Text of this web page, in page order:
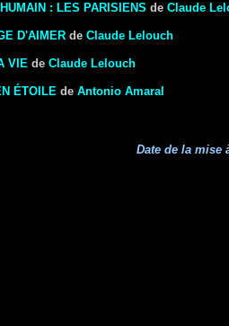
: LES PARISIENS de Claude
D'AIMER de Claude Lelouch
VIE de Claude Lelouch
ÉTOILE de Antonio Amaral
Date de la